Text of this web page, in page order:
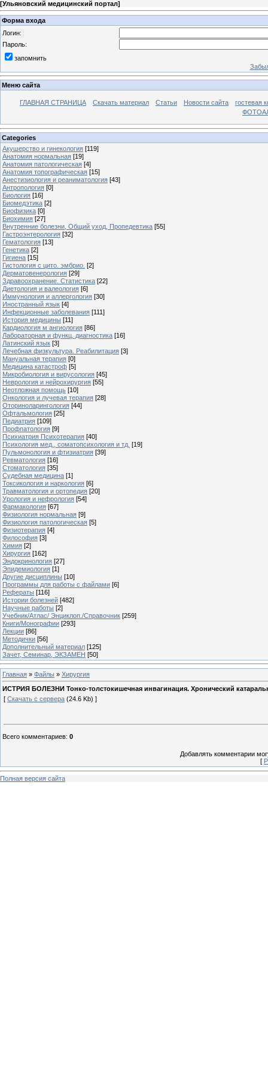
[Ульяновский медицинский портал]
Форма входа
Логин:
Пароль:
запомнить
Меню сайта
ГЛАВНАЯ СТРАНИЦА Скачать материал Статьи Новости сайта
гостевая
Categories
Акушерство и гинекология [119]
Анатомия нормальная [19]
Анатомия патологическая [4]
Анатомия топографическая [15]
Анестизиология и реаниматология [43]
Антропология [0]
Биология [16]
Биомедэтика [2]
Биофизика [0]
Биохимия [27]
Внутренние болезни, Общий уход, Пропедевтика [55]
Гастроэнтерология [32]
Гематология [13]
Генетика [2]
Гигиена [15]
Гистология с цито. эмбрио. [2]
Дерматовенерология [29]
Здравоохранение. Статистика [22]
Диетология и валеология [6]
Иммунология и аллергология [30]
Иностранный язык [4]
Инфекционные заболевания [111]
История медицины [11]
Кардиология м ангиология [86]
Лабораторная и функц. диагностика [16]
Латинский язык [3]
Лечебная физкультура. Реабилитация [3]
Мануальная терапия [0]
Медицина катастроф [5]
Микробиология и вирусология [45]
Неврология и нейрохирургия [55]
Неотложная помощь [10]
Онкология и лучевая терапия [28]
Оториноларингология [44]
Офтальмология [25]
Педиатрия [109]
Профпатология [9]
Психиатрия Психотерапия [40]
Психология мед., соматопсихология и тд. [19]
Пульмонология и фтизиатрия [39]
Ревматология [16]
Стоматология [35]
Судебная медицина [1]
Токсикология и наркология [6]
Травматология и ортопедия [20]
Урология и нефрология [54]
Фармакология [67]
Физиология нормальная [9]
Физиология патологическая [5]
Физиотерапия [4]
Философия [3]
Химия [2]
Хирургия [162]
Эндокринология [27]
Эпидемиология [1]
Другие дисциплины [10]
Программы для работы с файлами [6]
Рефераты [116]
Истории болезней [482]
Научные работы [2]
Учебник/Атлас/ Энциклоп./Справочник [259]
Книги/Монографии [293]
Лекции [86]
Методички [56]
Дополнительный материал [125]
Зачет, Семинар, ЭКЗАМЕН [50]
Главная » Файлы » Хирургия
ИСТРИЯ БОЛЕЗНИ Тонко-толстокишечная инвагинация. Хронический
[ Скачать с сервера (24.6 Kb) ]
Всего комментариев: 0
Добавлять комментарии
[
Полная версия сайта